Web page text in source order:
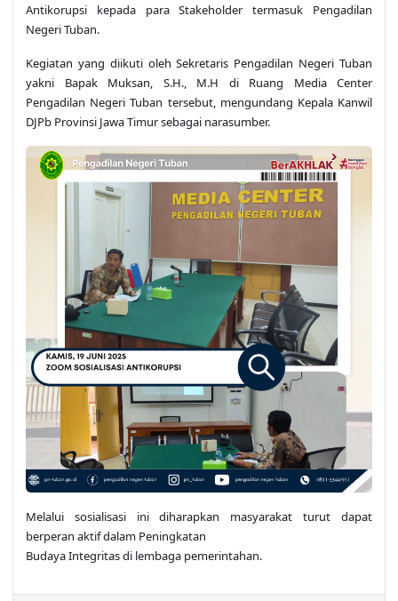
Antikorupsi kepada para Stakeholder termasuk Pengadilan
Negeri Tuban.
Kegiatan yang diikuti oleh Sekretaris Pengadilan Negeri Tuban
yakni Bapak Muksan, S.H., M.H di Ruang Media Center
Pengadilan Negeri Tuban tersebut, mengundang Kepala Kanwil
DJPb Provinsi Jawa Timur sebagai narasumber.
Melalui sosialisasi ini diharapkan masyarakat turut dapat
berperan aktif dalam Peningkatan
Budaya Integritas di lembaga pemerintahan.